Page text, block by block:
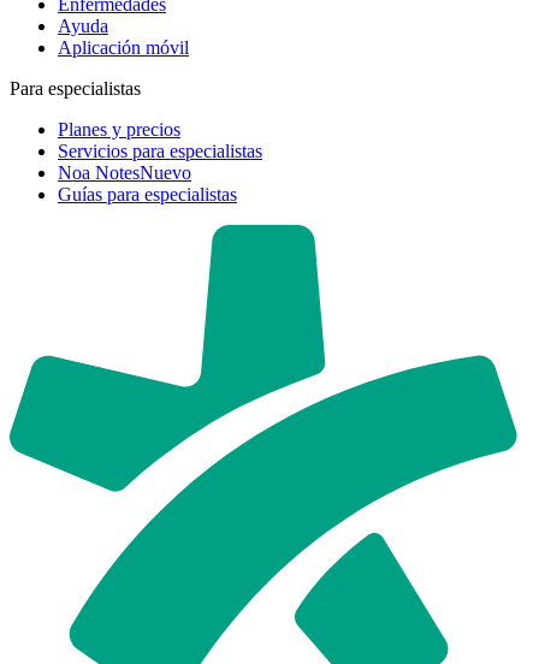
Enfermedades
Ayuda
Aplicación móvil
Para especialistas
Planes y precios
Servicios para especialistas
Noa NotesNuevo
Guías para especialistas